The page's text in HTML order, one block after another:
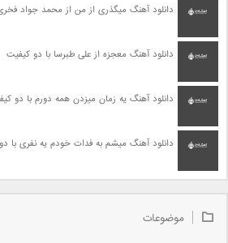
دانلود آهنگ میگذری از من از محمد جواد
دانلود آهنگ معجزه از علی طبرسا با دو کیفیت
دانلود آهنگ یه زمان میزدن همه دورم با دو
دانلود آهنگ میشم به فدات خودم یه نفری با
موضوعات